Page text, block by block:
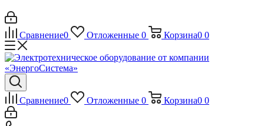
Сравнение0 Отложенные 0 Корзина0 0
Сравнение0 Отложенные 0 Корзина0 0